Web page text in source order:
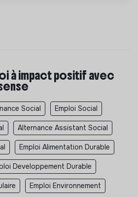
à impact positif avec
Social Emploi Social
Alternance Assistant Social
Emploi Alimentation Durable
Developpement Durable
Emploi Environnement